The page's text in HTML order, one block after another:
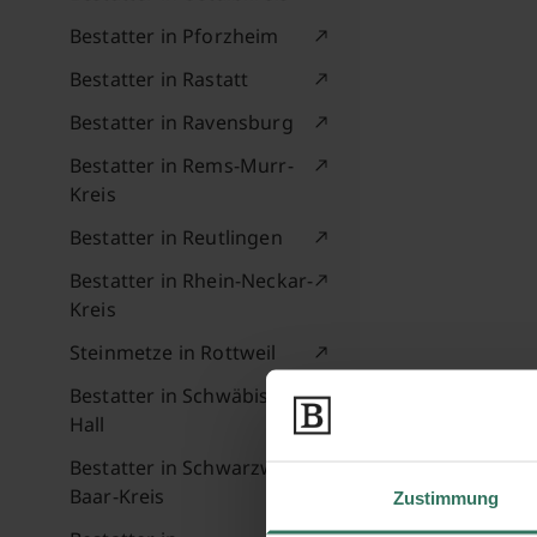
Zustimmung
Bestatter in Pforzheim
Bestatter in Rastatt
Bestatter in Ravensburg
Bestatter in Rems-Murr-
Kreis
Bestatter in Reutlingen
Bestatter in Rhein-Neckar-
Kreis
Steinmetze in Rottweil
Bestatter in Schwäbisch
Hall
Bestatter in Schwarzwald-
Baar-Kreis